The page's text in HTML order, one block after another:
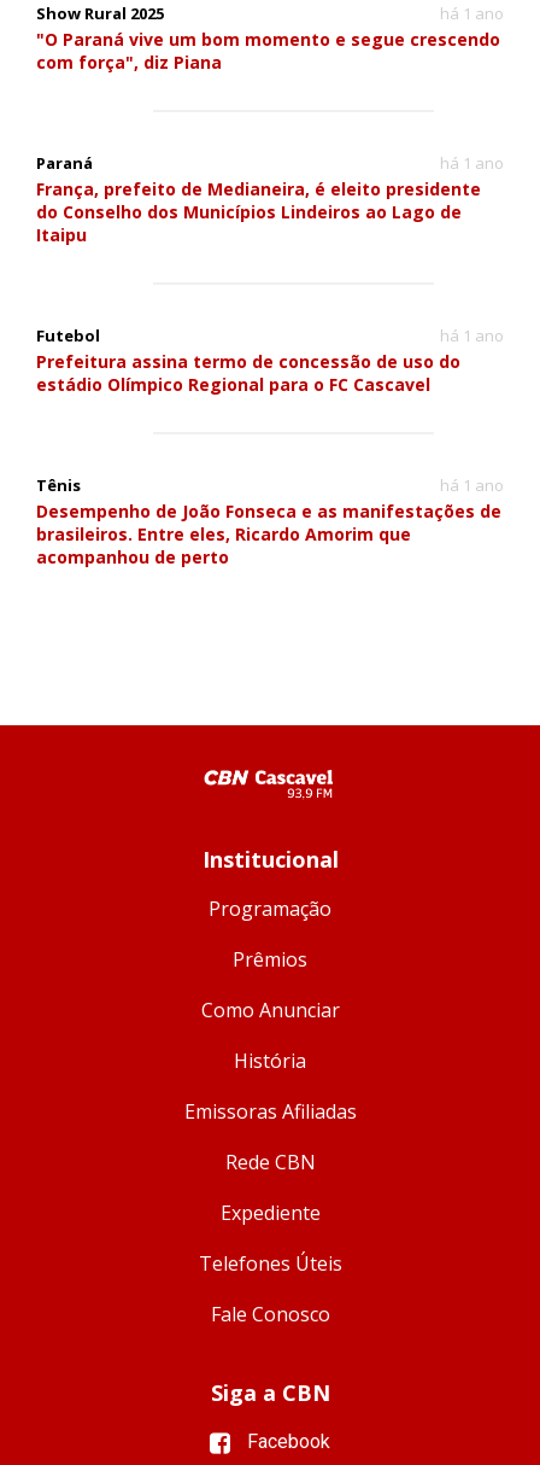
Show Rural 2025 há 1 ano
"O Paraná vive um bom momento e segue crescendo
com força", diz Piana
Paraná há 1 ano
França, prefeito de Medianeira, é eleito presidente
do Conselho dos Municípios Lindeiros ao Lago de
Itaipu
Futebol há 1 ano
Prefeitura assina termo de concessão de uso do
estádio Olímpico Regional para o FC Cascavel
Tênis há 1 ano
Desempenho de João Fonseca e as manifestações de
brasileiros. Entre eles, Ricardo Amorim que
acompanhou de perto
Institucional
Programação
Prêmios
Como Anunciar
História
Emissoras Afiliadas
Rede CBN
Expediente
Telefones Úteis
Fale Conosco
Siga a CBN
Facebook